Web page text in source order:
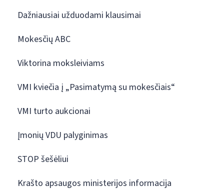
Dažniausiai užduodami klausimai
Mokesčių ABC
Viktorina moksleiviams
VMI kviečia į „Pasimatymą su mokesčiais“
VMI turto aukcionai
Įmonių VDU palyginimas
STOP šešėliui
Krašto apsaugos ministerijos informacija